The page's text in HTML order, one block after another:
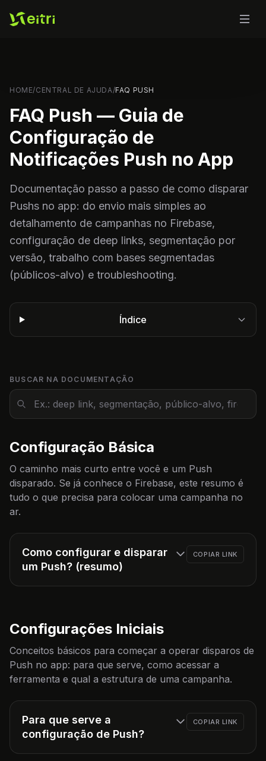
HOME/CENTRAL DE AJUDA/FAQ PUSH
FAQ Push — Guia de
Configuração de
Notificações Push no App
Documentação passo a passo de como disparar
Pushs no app: do envio mais simples ao
detalhamento de campanhas no Firebase,
configuração de deep links, segmentação por
versão, trabalho com bases segmentadas
(públicos-alvo) e troubleshooting.
Índice
BUSCAR NA DOCUMENTAÇÃO
Configuração Básica
O caminho mais curto entre você e um Push
disparado. Se já conhece o Firebase, este resumo é
tudo o que precisa para colocar uma campanha no
ar.
Como configurar e disparar
um Push? (resumo)
COPIAR LINK
Configurações Iniciais
Conceitos básicos para começar a operar disparos de
Push no app: para que serve, como acessar a
ferramenta e qual a estrutura de uma campanha.
Para que serve a
configuração de Push?
COPIAR LINK